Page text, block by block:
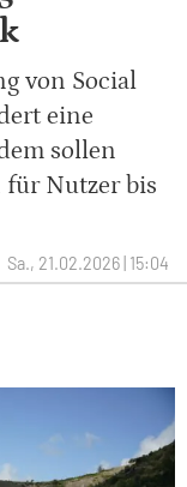
von Social
eine
sollen
für Nutzer bis
Sa., 21.02.2026 | 15:04